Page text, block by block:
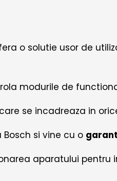
o solutie usor de
modurile de
se incadreaza in
si vine cu o
aparatului pentru